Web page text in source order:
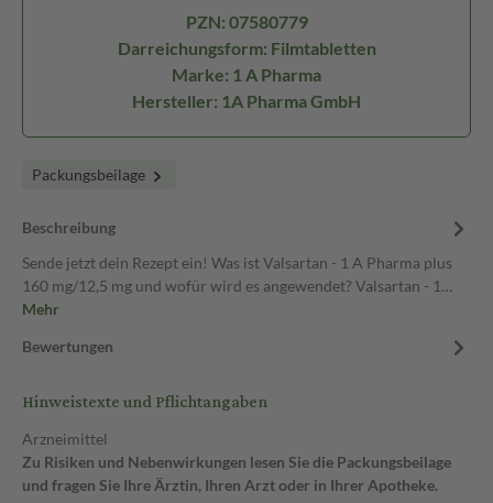
PZN: 07580779
Darreichungsform: Filmtabletten
Marke: 1 A Pharma
Hersteller: 1A Pharma GmbH
Packungsbeilage
Beschreibung
Sende jetzt dein Rezept ein! Was ist Valsartan - 1 A Pharma plus
160 mg/12,5 mg und wofür wird es angewendet? Valsartan - 1…
Mehr
Bewertungen
Hinweistexte und Pflichtangaben
Arzneimittel
Zu Risiken und Nebenwirkungen lesen Sie die Packungsbeilage
und fragen Sie Ihre Ärztin, Ihren Arzt oder in Ihrer Apotheke.